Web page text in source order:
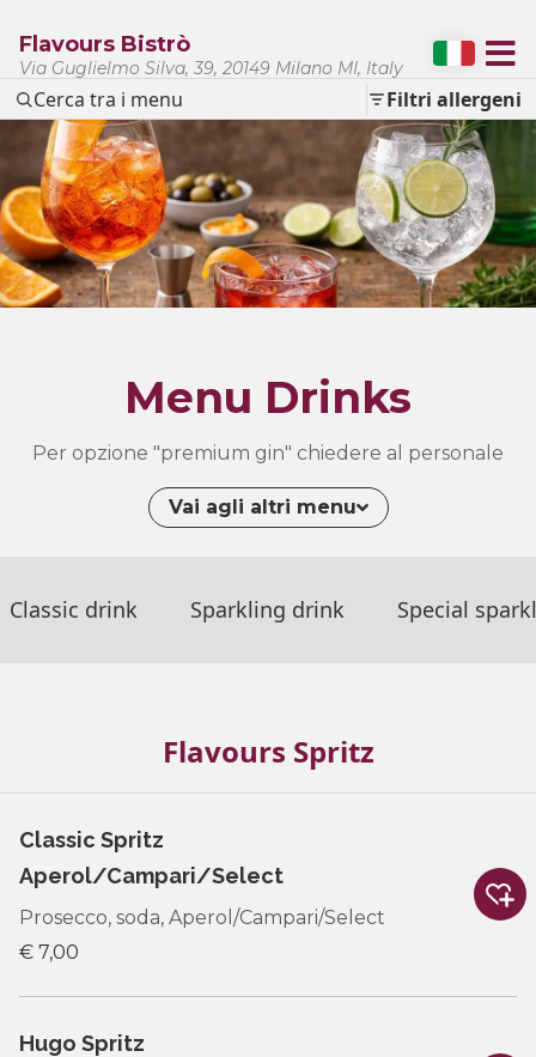
Flavours Bistrò
Via Guglielmo Silva, 39, 20149 Milano MI, Italy
Cerca tra i menu Filtri allergeni
Menu Drinks
Per opzione "premium gin" chiedere al personale
Vai agli altri menu
Classic drink Sparkling drink Special
Flavours Spritz
Classic Spritz
Aperol/Campari/Select
Prosecco, soda, Aperol/Campari/Select
€ 7,00
Hugo Spritz